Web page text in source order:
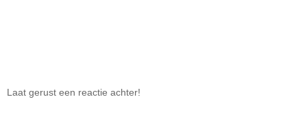
Laat gerust een reactie achter!